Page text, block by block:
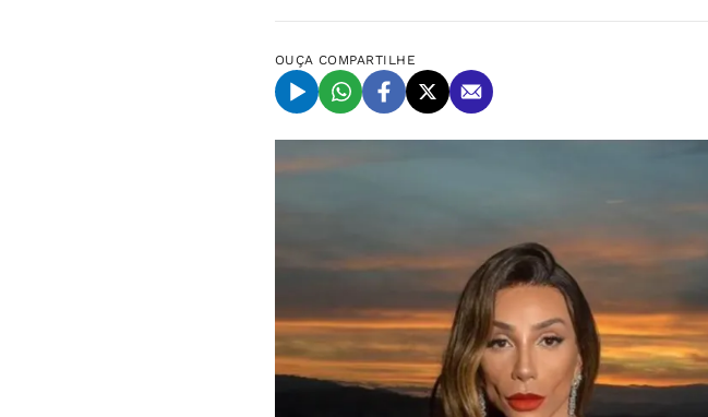
OUÇA COMPARTILHE